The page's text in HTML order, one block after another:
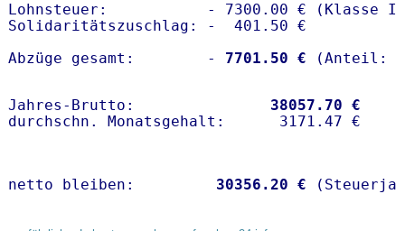
Lohnsteuer:           - 7300.00 € (Klasse I)
Solidaritätszuschlag: -  401.50 €
Abzüge gesamt:        -
7701.50 €
Jahres-Brutto: 38057.70 €
netto bleiben: 30356.20 €